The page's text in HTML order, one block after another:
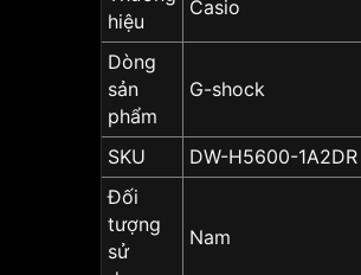
hiệu
Casio
Dòng
sản
phẩm
G-shock
SKU
DW-H5600-1A2DR
Đối
tượng
sử
Nam